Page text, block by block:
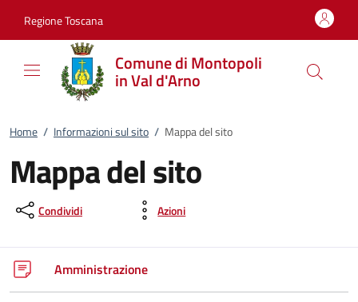
Regione Toscana
Comune di Montopoli
in Val d'Arno
Home / Informazioni sul sito / Mappa del sito
Mappa del sito
Condividi Azioni
Amministrazione